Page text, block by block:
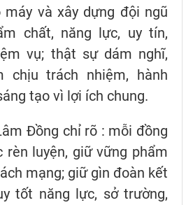
và xây dựng đội ngũ
chất, năng lực, uy tín,
vụ; thật sự dám nghĩ,
chịu trách nhiệm, hành
tạo vì lợi ích chung.
Đồng chỉ rõ : mỗi đồng
rèn luyện, giữ vững phẩm
mạng; giữ gìn đoàn kết
tốt năng lực, sở trường,